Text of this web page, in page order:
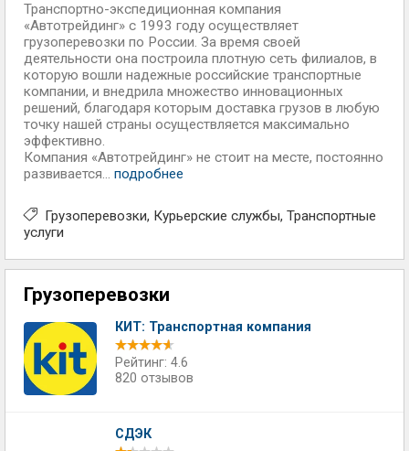
Транспортно-экспедиционная компания
«Автотрейдинг» с 1993 году осуществляет
грузоперевозки по России. За время своей
деятельности она построила плотную сеть филиалов, в
которую вошли надежные российские транспортные
компании, и внедрила множество инновационных
решений, благодаря которым доставка грузов в любую
точку нашей страны осуществляется максимально
эффективно.
Компания «Автотрейдинг» не стоит на месте, постоянно
развивается... подробнее
Грузоперевозки Курьерские службы Транспортные
услуги
Грузоперевозки
КИТ: Транспортная компания
Рейтинг: 4.6
820 отзывов
СДЭК